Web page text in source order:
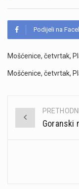
Podijeli na
Mošćenice, četvrtak,
Mošćenice, četvrtak,
Post
Goranski